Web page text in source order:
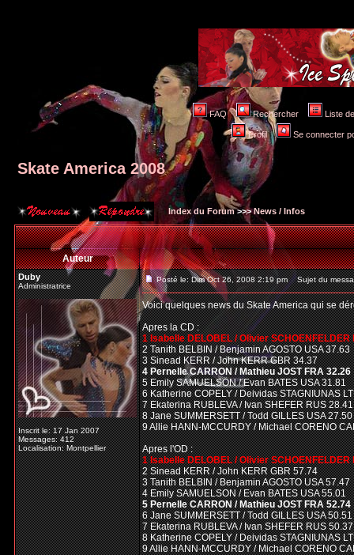
FAQ Rechercher Liste
Profil Se connecter
Skate America 2008
Index du Forum>>>News / Infos
Auteur
Duby
Administratrice
Inscrit le: 17 Jan 2007
Messages: 412
Localisation: Montpellier
Posté le: Dim Oct 26, 2008 2:19 pm Sujet du
Voici quelques news du Skate America qui se
Apres la CD :
1 Isabelle DELOBEL / Olivier SCHOENFELDER
2 Tanith BELBIN / Benjamin AGOSTO USA 37.63
3 Sinead KERR / John KERR GBR 34.37
4 Pernelle CARRON / Mathieu JOST FRA 32.26
5 Emily SAMUELSON / Evan BATES USA 31.81
6 Katherine COPELY / Deividas STAGNIUNAS
7 Ekaterina RUBLEVA / Ivan SHEFER RUS 28.41
8 Jane SUMMERSETT / Todd GILLES USA 27.50
9 Allie HANN-MCCURDY / Michael CORENO
Apres l'OD :
1 Isabelle DELOBEL / Olivier SCHOENFELDER
2 Sinead KERR / John KERR GBR 57.74
3 Tanith BELBIN / Benjamin AGOSTO USA 57.47
4 Emily SAMUELSON / Evan BATES USA 55.01
5 Pernelle CARRON / Mathieu JOST FRA 52.74
6 Jane SUMMERSETT / Todd GILLES USA 50.51
7 Ekaterina RUBLEVA / Ivan SHEFER RUS 50.37
8 Katherine COPELY / Deividas STAGNIUNAS
9 Allie HANN-MCCURDY / Michael CORENO